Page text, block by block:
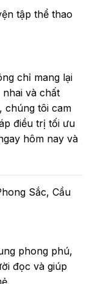
tập thể thao
chỉ mang lại
và chất
chúng tôi cam
điều trị tối ưu
hôm nay và
Sắc, Cầu
phong phú,
đọc và giúp